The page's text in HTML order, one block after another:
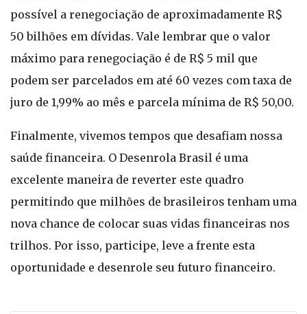
possível a renegociação de aproximadamente R$
50 bilhões em dívidas. Vale lembrar que o valor
máximo para renegociação é de R$ 5 mil que
podem ser parcelados em até 60 vezes com taxa de
juro de 1,99% ao mês e parcela mínima de R$ 50,00.
Finalmente, vivemos tempos que desafiam nossa
saúde financeira. O Desenrola Brasil é uma
excelente maneira de reverter este quadro
permitindo que milhões de brasileiros tenham uma
nova chance de colocar suas vidas financeiras nos
trilhos. Por isso, participe, leve a frente esta
oportunidade e desenrole seu futuro financeiro.